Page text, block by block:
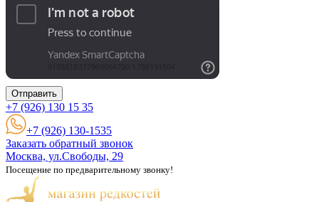
Отправить
+7 (926) 130 15 35
+7 (926) 130-1535
Заказать обратный звонок
Москва, ул.Свободы, 29
Посещение по предварительному звонку!